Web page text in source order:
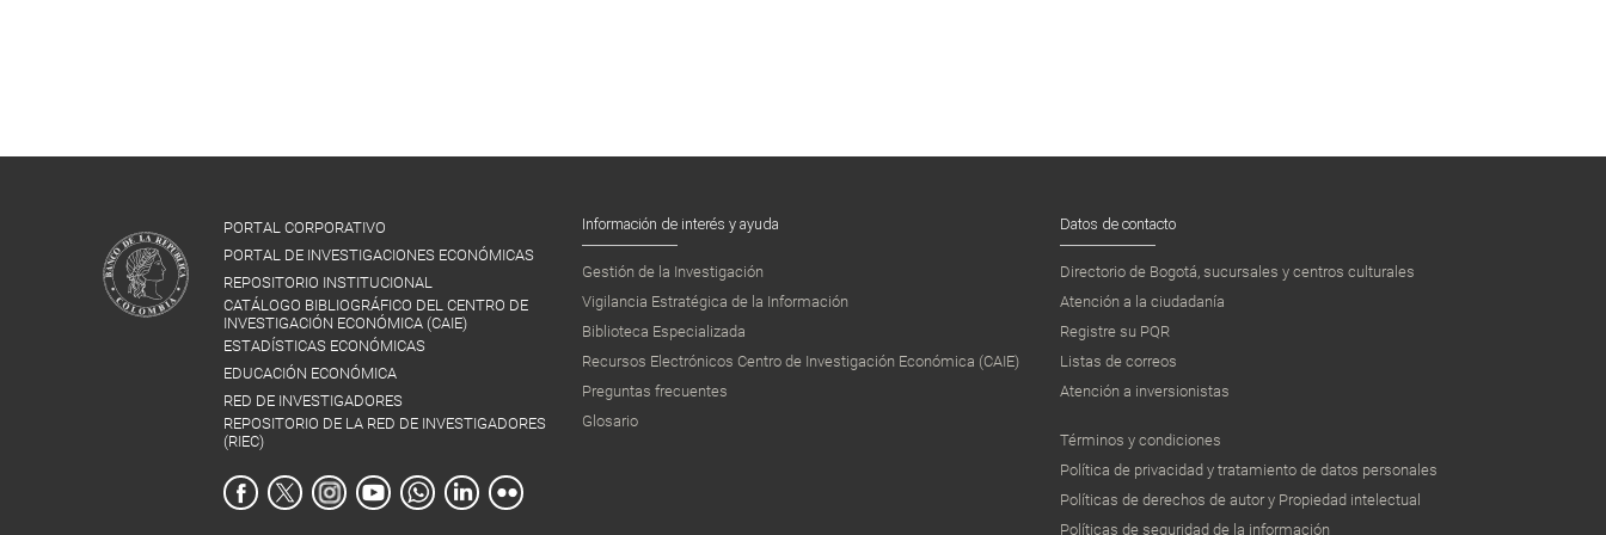
PORTAL CORPORATIVO
PORTAL DE INVESTIGACIONES ECONÓMICAS
REPOSITORIO INSTITUCIONAL
CATÁLOGO BIBLIOGRÁFICO DEL CENTRO DE
INVESTIGACIÓN ECONÓMICA (CAIE)
ESTADÍSTICAS ECONÓMICAS
EDUCACIÓN ECONÓMICA
RED DE INVESTIGADORES
REPOSITORIO DE LA RED DE INVESTIGADORES
(RIEC)
Información de interés y ayuda
Gestión de la Investigación
Vigilancia Estratégica de la Información
Biblioteca Especializada
Recursos Electrónicos Centro de Investigación Económica (CAIE)
Preguntas frecuentes
Glosario
Datos de contacto
Directorio de Bogotá, sucursales y centros culturales
Atención a la ciudadanía
Registre su PQR
Listas de correos
Atención a inversionistas
Términos y condiciones
Política de privacidad y tratamiento de datos personales
Políticas de derechos de autor y Propiedad intelectual
Políticas de seguridad de la información